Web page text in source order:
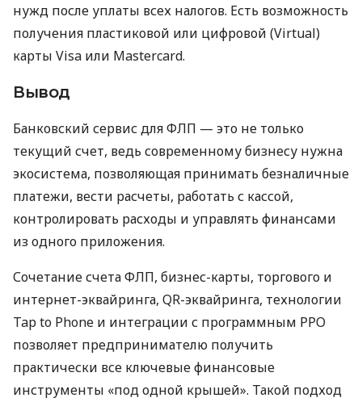
нужд после уплаты всех налогов. Есть возможность
получения пластиковой или цифровой (Virtual)
карты Visa или Mastercard.
Вывод
Банковский сервис для ФЛП — это не только
текущий счет, ведь современному бизнесу нужна
экосистема, позволяющая принимать безналичные
платежи, вести расчеты, работать с кассой,
контролировать расходы и управлять финансами
из одного приложения.
Сочетание счета ФЛП, бизнес-карты, торгового и
интернет-эквайринга, QR-эквайринга, технологии
Tap to Phone и интеграции с программным РРО
позволяет предпринимателю получить
практически все ключевые финансовые
инструменты «под одной крышей». Такой подход